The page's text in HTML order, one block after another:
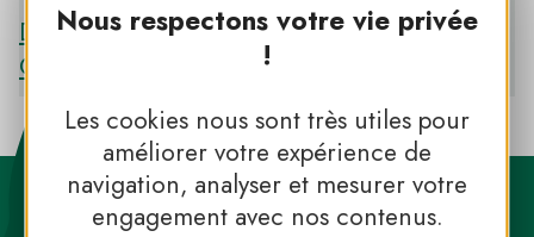
Nous respectons votre vie privée
!
Les cookies nous sont très utiles pour
améliorer votre expérience de
navigation, analyser et mesurer votre
engagement avec nos contenus.
Découvrir le PNR DES PYRÉNÉES
CATALANES